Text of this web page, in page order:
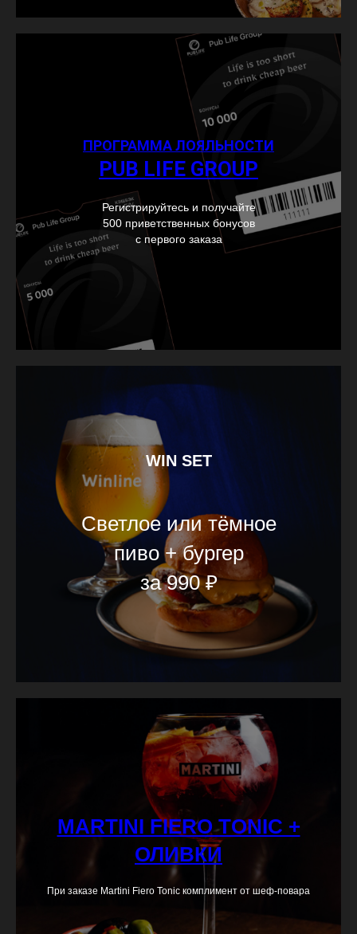
ПРОГРАММА ЛОЯЛЬНОСТИ
PUB LIFE GROUP
Регистрируйтесь и получайте
500 приветственных бонусов
с первого заказа
WIN SET
Светлое или тёмное
пиво + бургер
за 990 ₽
MARTINI FIERO TONIC +
ОЛИВКИ
При заказе Martini Fiero Tonic комплимент от шеф-повара